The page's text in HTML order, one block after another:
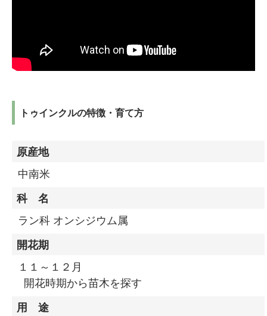
トゥインクルの特徴・育て方
原産地
中南米
科 名
ラン科 オンシジウム属
開花期
１１～１２月
開花時期から苗木を探す
用 途